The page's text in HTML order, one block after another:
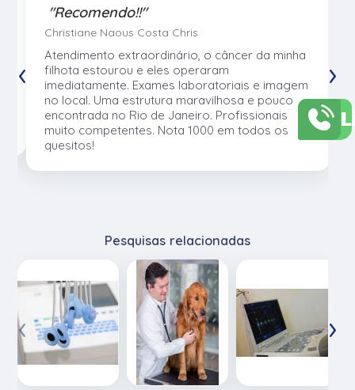
"Recomendo!!"
Christiane Naous Costa Chris
Atendimento extraordinário, o câncer da minha
filhota estourou e eles operaram
imediatamente. Exames laboratoriais e imagem
no local. Uma estrutura maravilhosa e pouco
encontrada no Rio de Janeiro. Profissionais
muito competentes. Nota 1000 em todos os
quesitos!
‹ ›
Pesquisas relacionadas
‹ ›